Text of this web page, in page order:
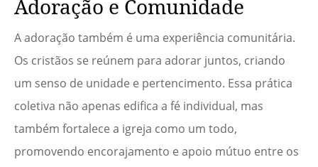
Adoração e Comunidade
A adoração também é uma experiência comunitária.
Os cristãos se reúnem para adorar juntos, criando
um senso de unidade e pertencimento. Essa prática
coletiva não apenas edifica a fé individual, mas
também fortalece a igreja como um todo,
promovendo encorajamento e apoio mútuo entre os